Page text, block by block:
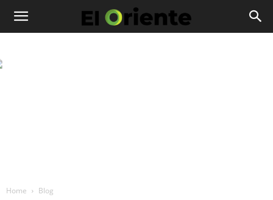
Home Blog